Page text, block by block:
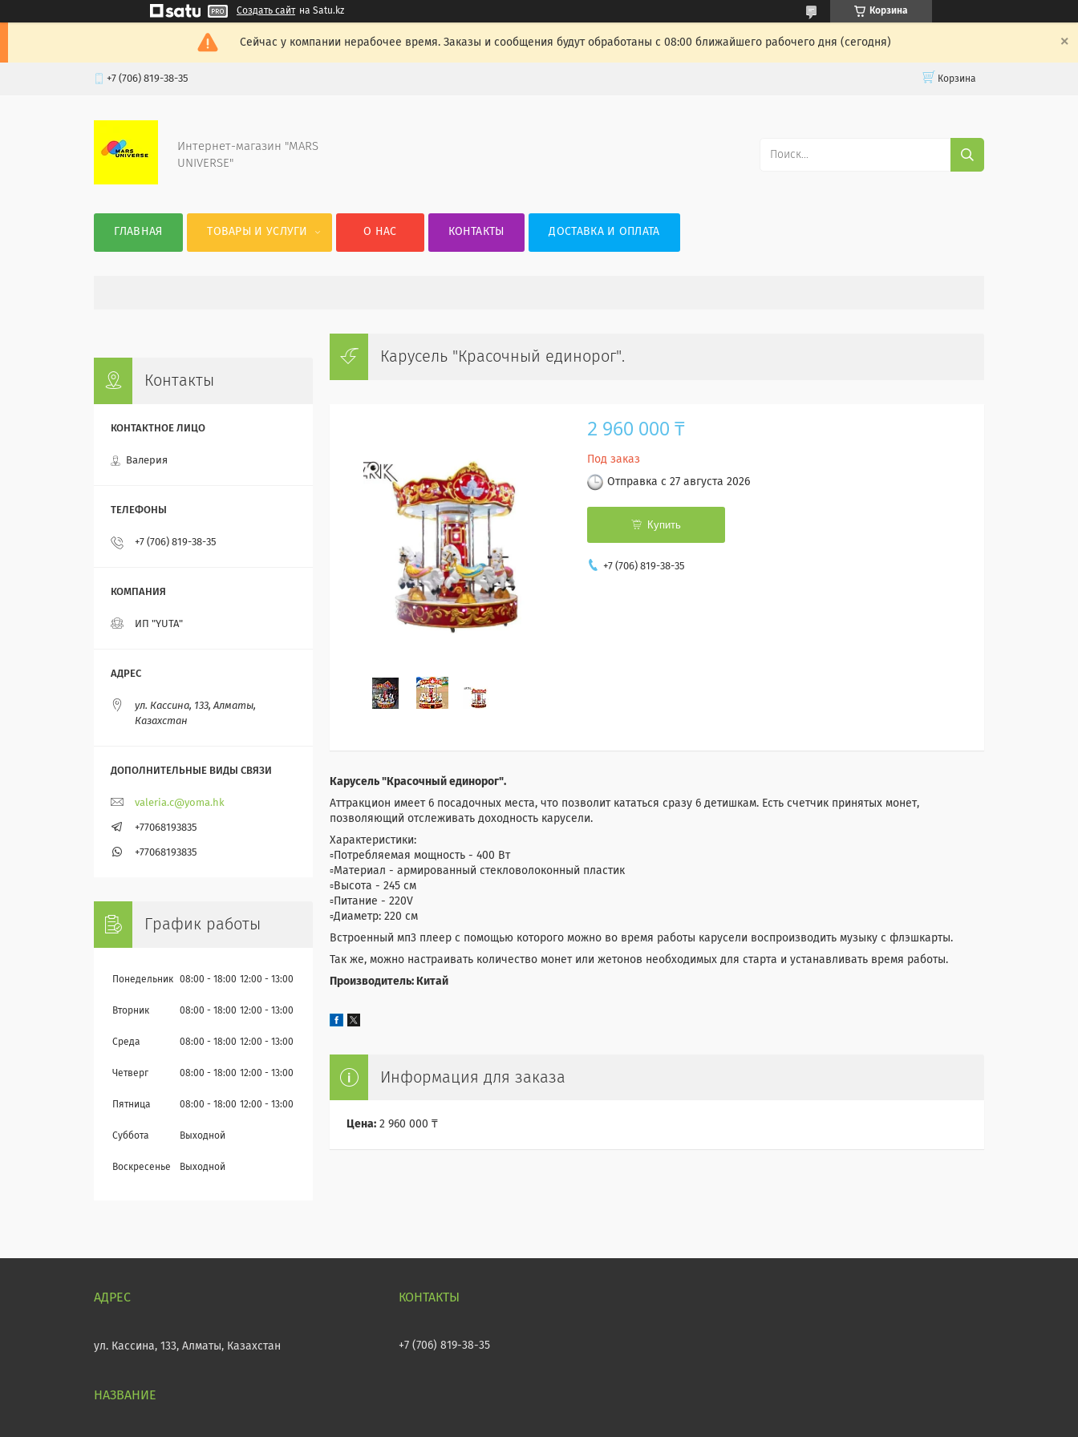
Создать сайт на Satu.kz Корзина
Сейчас у компании нерабочее время. Заказы и сообщения будут обработаны с 08:00 ближайшего рабочего дня (сегодня)
+7 (706) 819-38-35 Корзина
Интернет-магазин "MARS
UNIVERSE"
ГЛАВНАЯ ТОВАРЫ И УСЛУГИ О НАС КОНТАКТЫ ДОСТАВКА И ОПЛАТА
Карусель "Красочный единорог".
2 960 000 ₸
Под заказ
Отправка с 27 августа 2026
Купить
+7 (706) 819-38-35
Карусель "Красочный единорог".
Аттракцион имеет 6 посадочных места, что позволит кататься сразу 6 детишкам. Есть счетчик принятых монет,
позволяющий отслеживать доходность карусели.
Характеристики:
▫️Потребляемая мощность - 400 Вт
▫️Материал - армированный стекловолоконный пластик
▫️Высота - 245 см
▫️Питание - 220V
▫️Диаметр: 220 см
Встроенный мп3 плеер с помощью которого можно во время работы карусели воспроизводить музыку с флэшкарты.
Так же, можно настраивать количество монет или жетонов необходимых для старта и устанавливать время работы.
Производитель: Китай
Информация для заказа
Цена: 2 960 000 ₸
Контакты
Валерия
+7 (706) 819-38-35
ИП "YUTA"
ул. Кассина, 133, Алматы,
Казахстан
valeria.c@yoma.hk
+77068193835
+77068193835
График работы
Понедельник 08:00 18:00 12:00 13:00
Вторник 08:00 18:00 12:00 13:00
Среда 08:00 18:00 12:00 13:00
Четверг 08:00 18:00 12:00 13:00
Пятница 08:00 18:00 12:00 13:00
Суббота Выходной
Воскресенье Выходной
ул. Кассина, 133, Алматы, Казахстан +7 (706) 819-38-35